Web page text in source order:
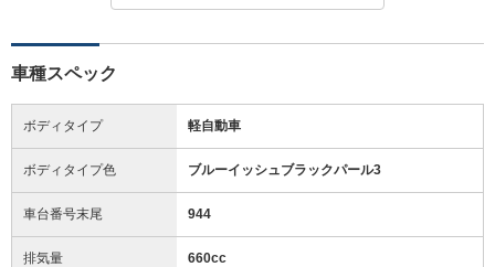
車種スペック
ボディタイプ 軽自動車
ボディタイプ色 ブルーイッシュブラックパール3
車台番号末尾 944
排気量 660cc